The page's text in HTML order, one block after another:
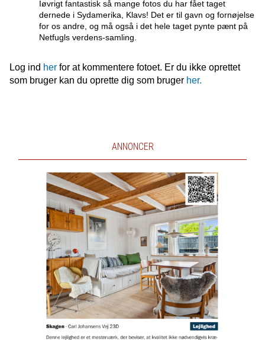
Iøvrigt fantastisk så mange fotos du har fået taget
dernede i Sydamerika, Klavs! Det er til gavn og fornøjelse
for os andre, og må også i det hele taget pynte pænt på
Netfugls verdens-samling.
Log ind herfor at kommentere fotoet. Er du ikke oprettet
som bruger kan du oprette dig som bruger her.
ANNONCER